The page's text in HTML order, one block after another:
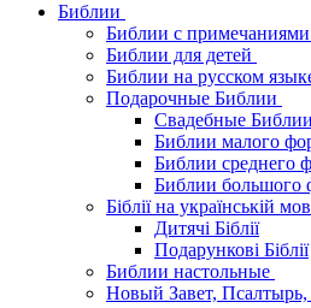
Библии
Библии с
Библии для детей
Библии на русском
Подарочные Библии
Свадебные Библии
Библии малого
Библии среднего
Библии большого
Біблії на українській
Дитячі Біблії
Подарункові Біблії
Библии настольные
Новый Завет,